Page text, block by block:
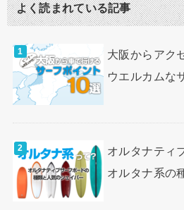
よく読まれている記事
大阪からアク
ウエルカムな
オルタナティ
オルタナ系の